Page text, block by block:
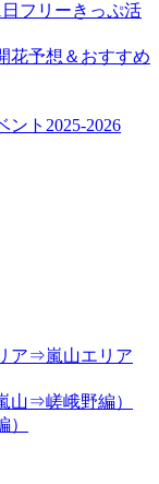
フリーきっぷ活
花予想＆おすすめ
ト2025-2026
ア⇒嵐山エリア
山⇒嵯峨野編）